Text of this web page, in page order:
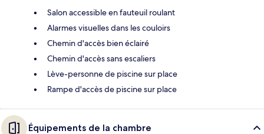
Salon accessible en fauteuil roulant
Alarmes visuelles dans les couloirs
Chemin d'accès bien éclairé
Chemin d'accès sans escaliers
Lève-personne de piscine sur place
Rampe d'accès de piscine sur place
Équipements de la chambre